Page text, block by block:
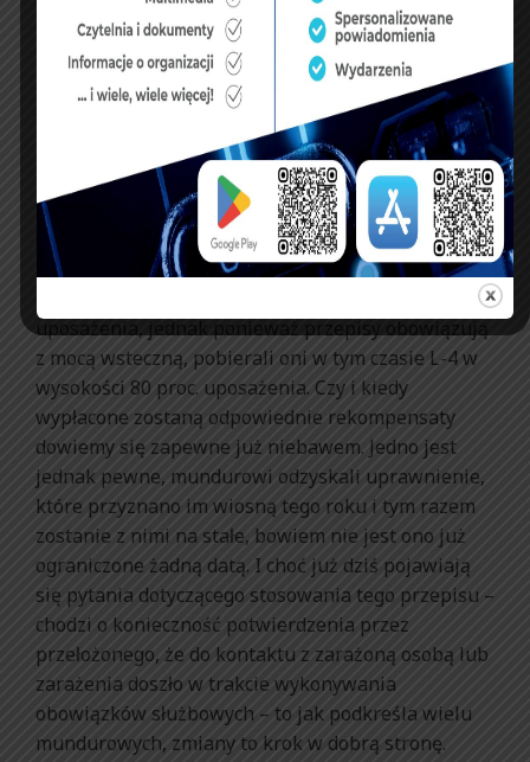
zarażenie (lub kontakt z zarażonym) powstało w
trakcie służby czy poza nią.
Wciąż otwartym pytaniem pozostaje, jak formacje
podejdą do kwestii wyrównań dla tych
funkcjonariuszy, którzy na kwarantannie lub
izolacji, w związku wykonywaniem obowiązków
służbowych, przebywali między 5 września a datą
publikacji ustawy. Zgodnie z przepisami
uposażenia, jednak ponieważ przepisy obowiązują
z mocą wsteczną, pobierali oni w tym czasie L-4 w
wysokości 80 proc. uposażenia. Czy i kiedy
wypłacone zostaną odpowiednie rekompensaty
dowiemy się zapewne już niebawem. Jedno jest
jednak pewne, mundurowi odzyskali uprawnienie,
które przyznano im wiosną tego roku i tym razem
zostanie z nimi na stałe, bowiem nie jest ono już
ograniczone żadną datą. I choć już dziś pojawiają
się pytania dotyczącego stosowania tego przepisu –
chodzi o konieczność potwierdzenia przez
przełożonego, że do kontaktu z zarażoną osobą lub
zarażenia doszło w trakcie wykonywania
obowiązków służbowych – to jak podkreśla wielu
mundurowych, zmiany to krok w dobrą stronę.